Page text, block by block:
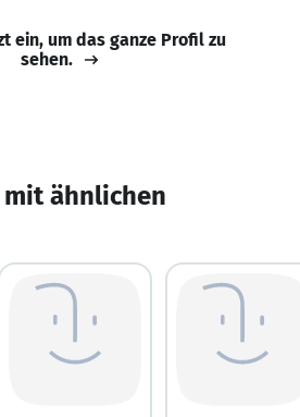
ein, um das ganze Profil zu
sehen.
ähnlichen